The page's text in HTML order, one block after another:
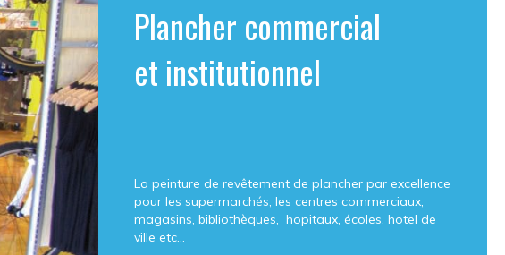
Plancher commercial
et institutionnel
La peinture de revêtement de plancher par excellence
pour les supermarchés, les centres commerciaux,
magasins, bibliothèques, hopitaux, écoles, hotel de
ville etc...